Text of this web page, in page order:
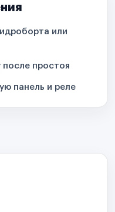
или
после простоя
панель и реле